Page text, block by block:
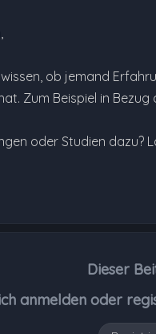
ob jemand
Zum Beispiel in
oder Studien dazu?
Dieser
anmelden oder